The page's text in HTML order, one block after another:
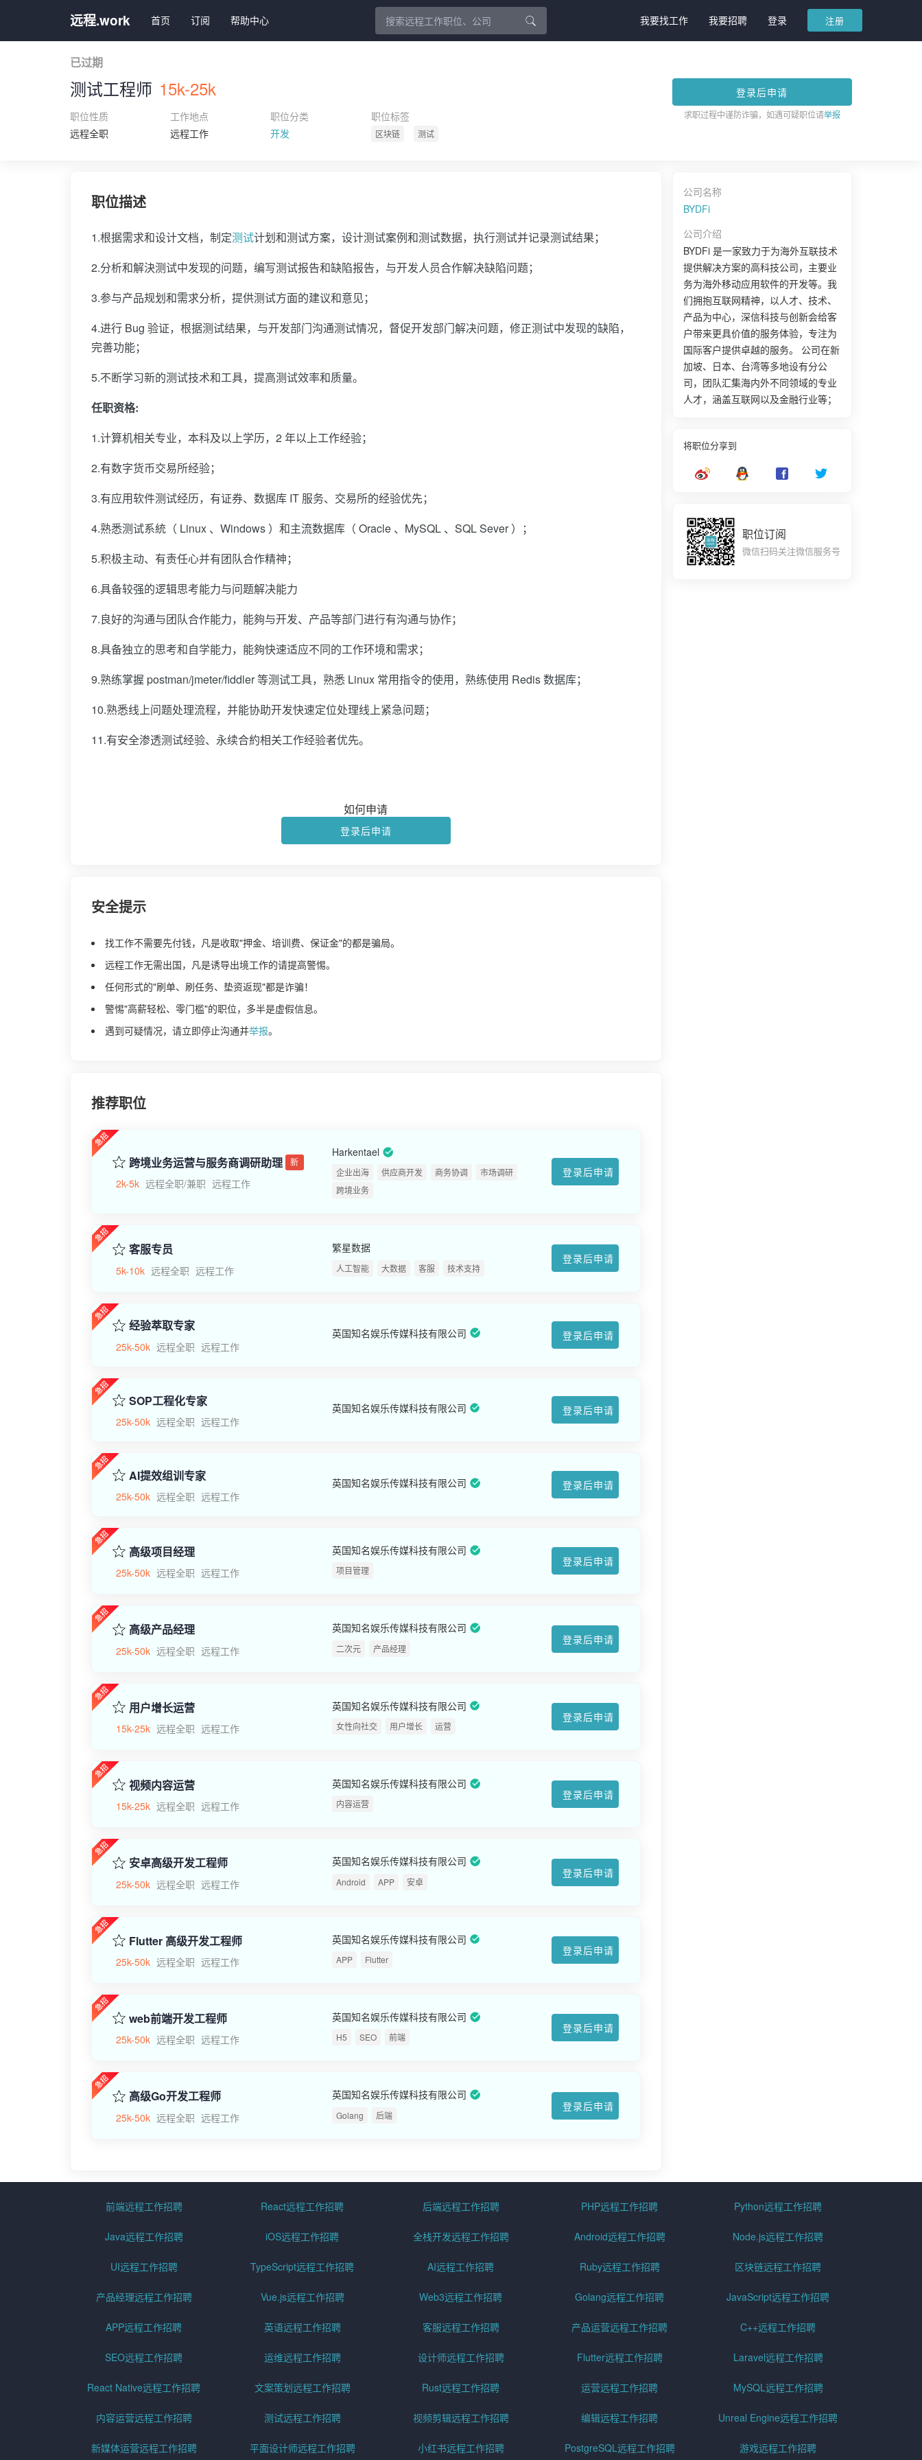
远程.work 首页 订阅 帮助中心 我要找工作 我要招聘 登录 注册
已过期
测试工程师 15k-25k
职位性质
远程全职
工作地点
远程工作
职位分类
开发
职位标签
区块链 测试
登录后申请
求职过程中谨防诈骗，如遇可疑职位请举报
职位描述
1.根据需求和设计文档，制定测试计划和测试方案，设计测试案例和测试数据，执行测试并记录测试结果；
2.分析和解決测试中发现的问题，编写测试报告和缺陷报告，与开发人员合作解决缺陷问题；
3.参与产品规划和需求分析，提供测试方面的建议和意见；
4.进行 Bug 验证，根据测试结果，与开发部门沟通测试情况，督促开发部门解决问题，修正测试中发现的缺陷，
完善功能；
5.不断学习新的测试技术和工具，提高测试效率和质量。
任职资格:
1.计算机相关专业，本科及以上学历，2 年以上工作经验；
2.有数字货币交易所经验；
3.有应用软件测试经历，有证券、数据库 IT 服务、交易所的经验优先；
4.熟悉测试系統（ Linux 、Windows ）和主流数据库（ Oracle 、MySQL 、SQL Sever ）；
5.积极主动、有责任心并有团队合作精神；
6.具备较强的逻辑思考能力与问题解决能力
7.良好的沟通与团队合作能力，能夠与开发、产品等部门进行有沟通与协作；
8.具备独立的思考和自学能力，能夠快速适应不同的工作环境和需求；
9.熟练掌握 postman/jmeter/fiddler 等测试工具，熟悉 Linux 常用指令的使用，熟练使用 Redis 数据库；
10.熟悉线上问题处理流程，并能协助开发快速定位处理线上紧急问题；
11.有安全渗透测试经验、永续合約相关工作经验者优先。
如何申请
登录后申请
安全提示
找工作不需要先付钱，凡是收取"押金、培训费、保证金"的都是骗局。
远程工作无需出国，凡是诱导出境工作的请提高警惕。
任何形式的"刷单、刷任务、垫资返现"都是诈骗！
警惕"高薪轻松、零门槛"的职位，多半是虚假信息。
遇到可疑情况，请立即停止沟通并举报。
推荐职位
跨境业务运营与服务商调研助理 新
2k-5k 远程全职/兼职 远程工作
Harkentael
企业出海 供应商开发 商务协调
市场调研
跨境业务
登录后申请
客服专员
5k-10k 远程全职 远程工作
繁星数据
人工智能 大数据 客服 技术支持
登录后申请
经验萃取专家
25k-50k 远程全职 远程工作
英国知名娱乐传媒科技有限公司 登录后申请
SOP工程化专家
25k-50k 远程全职 远程工作
英国知名娱乐传媒科技有限公司 登录后申请
AI提效组训专家
25k-50k 远程全职 远程工作
英国知名娱乐传媒科技有限公司 登录后申请
高级项目经理
25k-50k 远程全职 远程工作
英国知名娱乐传媒科技有限公司
项目管理
登录后申请
高级产品经理
25k-50k 远程全职 远程工作
英国知名娱乐传媒科技有限公司
二次元 产品经理
登录后申请
用户增长运营
15k-25k 远程全职 远程工作
英国知名娱乐传媒科技有限公司
女性向社交 用户增长 运营
登录后申请
视频内容运营
15k-25k 远程全职 远程工作
英国知名娱乐传媒科技有限公司
内容运营
登录后申请
安卓高级开发工程师
25k-50k 远程全职 远程工作
英国知名娱乐传媒科技有限公司
Android APP 安卓
登录后申请
Flutter 高级开发工程师
25k-50k 远程全职 远程工作
英国知名娱乐传媒科技有限公司
APP Flutter
登录后申请
web前端开发工程师
25k-50k 远程全职 远程工作
英国知名娱乐传媒科技有限公司
H5 SEO 前端
登录后申请
高级Go开发工程师
25k-50k 远程全职 远程工作
英国知名娱乐传媒科技有限公司
Golang 后端
登录后申请
公司名称
BYDFi
公司介绍
BYDFi 是一家致力于为海外互联技术
提供解决方案的高科技公司，主要业
务为海外移动应用软件的开发等。我
们拥抱互联网精神，以人才、技术、
产品为中心，深信科技与创新会给客
户带来更具价值的服务体验，专注为
国际客户提供卓越的服务。 公司在新
加坡、日本、台湾等多地设有分公
司，团队汇集海内外不同领域的专业
人才，涵盖互联网以及金融行业等；
将职位分享到
职位订阅
微信扫码关注微信服务号
前端远程工作招聘 React远程工作招聘 后端远程工作招聘 PHP远程工作招聘 Python远程工作招聘
Java远程工作招聘 iOS远程工作招聘 全栈开发远程工作招聘 Android远程工作招聘 Node.js远程工作招聘
UI远程工作招聘 TypeScript远程工作招聘 AI远程工作招聘 Ruby远程工作招聘 区块链远程工作招聘
产品经理远程工作招聘 Vue.js远程工作招聘 Web3远程工作招聘 Golang远程工作招聘 JavaScript远程工作招聘
APP远程工作招聘 英语远程工作招聘 客服远程工作招聘 产品运营远程工作招聘 C++远程工作招聘
SEO远程工作招聘 运维远程工作招聘 设计师远程工作招聘 Flutter远程工作招聘 Laravel远程工作招聘
React Native远程工作招聘 文案策划远程工作招聘 Rust远程工作招聘 运营远程工作招聘 MySQL远程工作招聘
内容运营远程工作招聘 测试远程工作招聘 视频剪辑远程工作招聘 编辑远程工作招聘 Unreal Engine远程工作招聘
新媒体运营远程工作招聘 平面设计师远程工作招聘 小红书远程工作招聘 PostgreSQL远程工作招聘 游戏远程工作招聘